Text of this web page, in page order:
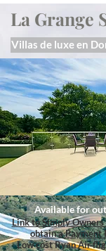
Villas de luxe en
Available for
La Grange
Link to Simply
obtain a
Low cost Ryan Air